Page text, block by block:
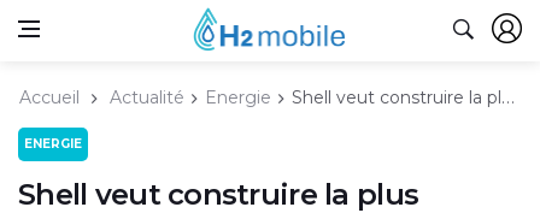
Accueil Actualité Energie Shell veut construire la plus grande usine d'hydrogène vert au monde
ENERGIE
Shell veut construire la plus